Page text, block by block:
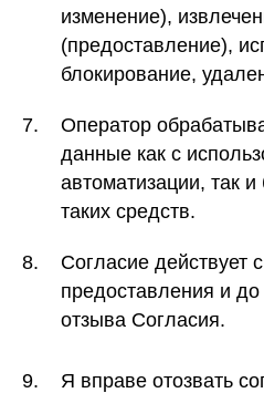
изменение),
(предоставление),
блокирование,
7.
Оператор
данные как с
автоматизации, так
таких средств.
8.
Согласие действует
предоставления и
отзыва Согласия.
9.
Я вправе отозвать